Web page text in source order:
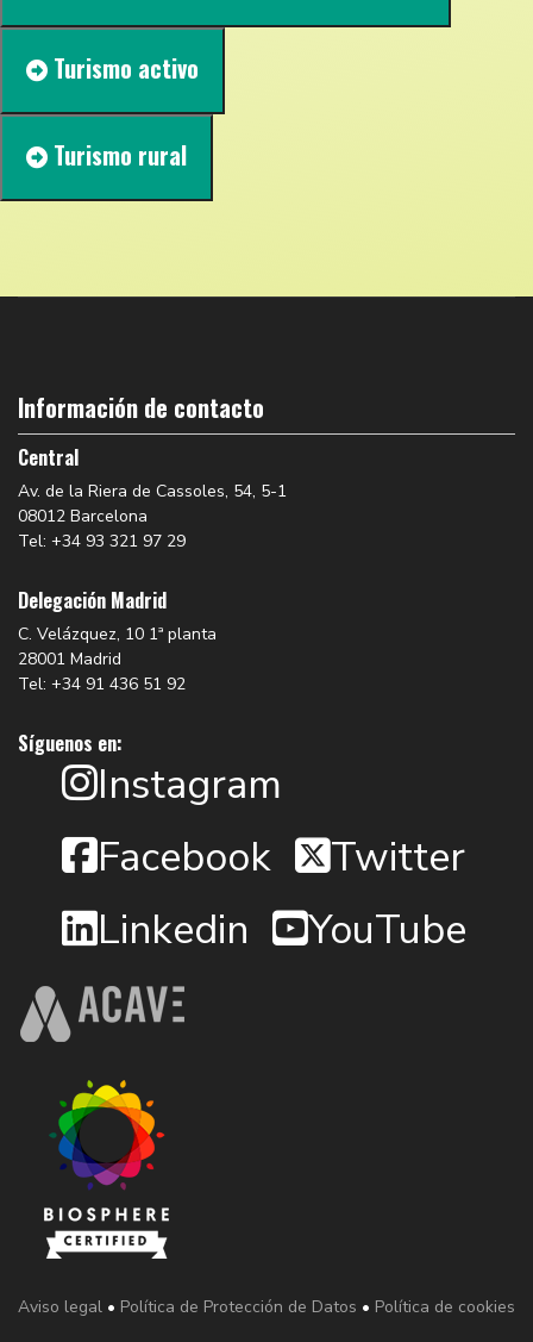
Turismo activo
Turismo rural
Información de contacto
Central
Av. de la Riera de Cassoles, 54, 5-1
08012 Barcelona
Tel: +34 93 321 97 29
Delegación Madrid
C. Velázquez, 10 1ª planta
28001 Madrid
Tel: +34 91 436 51 92
Síguenos en:
Instagram
Facebook
Twitter
Linkedin
YouTube
Aviso legal • Política de Protección de Datos • Política de cookies